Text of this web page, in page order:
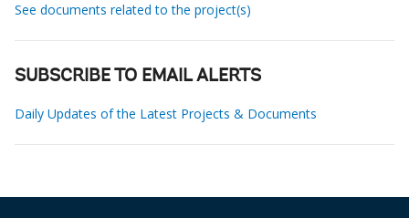
See documents related to the project(s)
SUBSCRIBE TO EMAIL ALERTS
Daily Updates of the Latest Projects & Documents